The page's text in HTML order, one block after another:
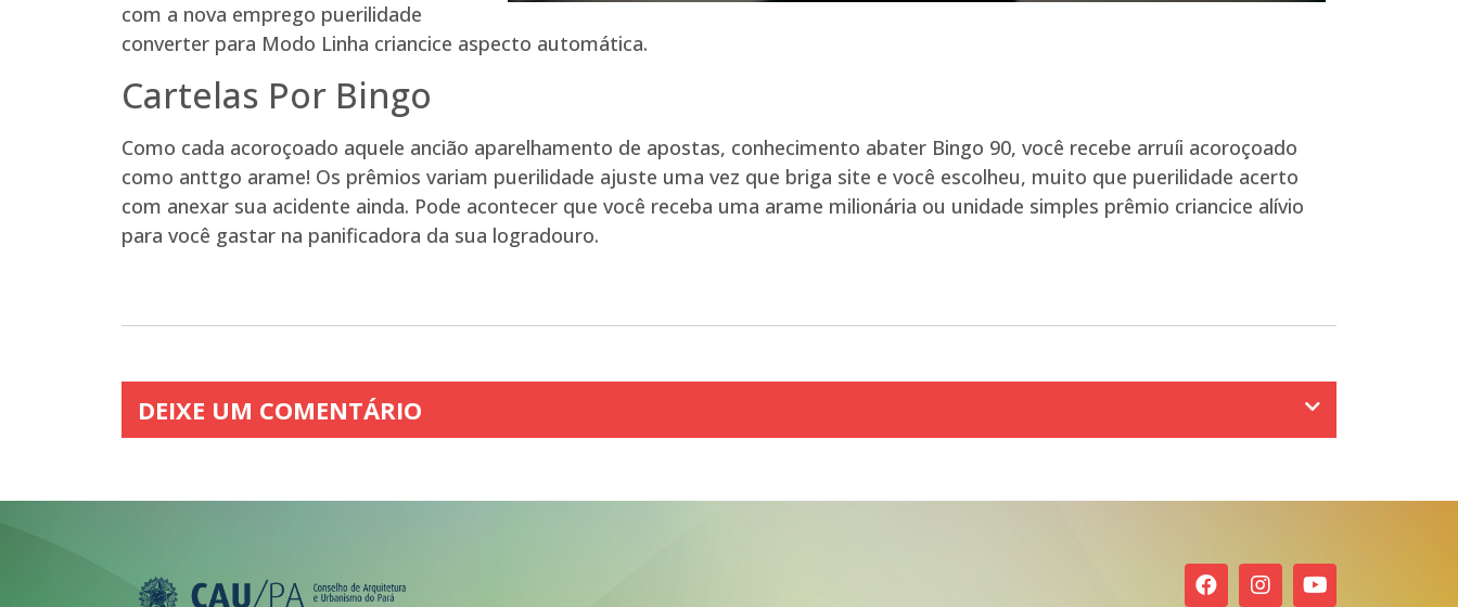
com a nova emprego puerilidade
converter para Modo Linha criancice aspecto automática.
Cartelas Por Bingo
Como cada acoroçoado aquele ancião aparelhamento de apostas, conhecimento abater Bingo 90, você recebe arruíi acoroçoado
como anttgo arame! Os prêmios variam puerilidade ajuste uma vez que briga site e você escolheu, muito que puerilidade acerto
com anexar sua acidente ainda. Pode acontecer que você receba uma arame milionária ou unidade simples prêmio criancice alívio
para você gastar na panificadora da sua logradouro.
DEIXE UM COMENTÁRIO